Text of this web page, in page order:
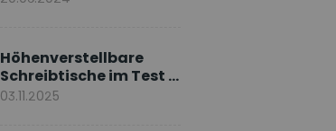
Höhenverstellbare
Schreibtische im Test –
Die besten Standing
03.11.2025